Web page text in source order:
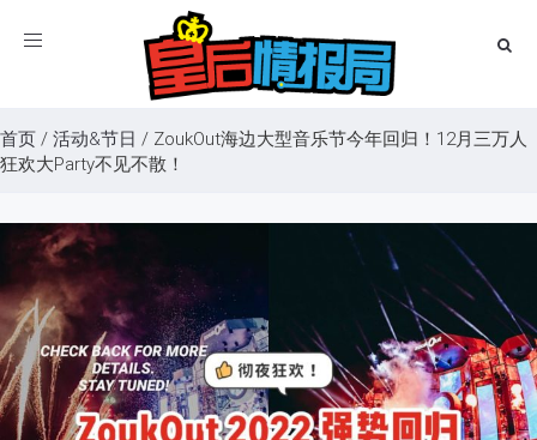
Toggle
首页 / 活动&节日 / ZoukOut海边大型音乐节今年回归！12月三万人
狂欢大Party不见不散！